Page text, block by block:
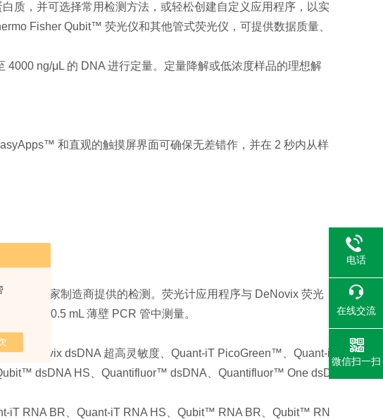
质，并可选择常用检测方法，或轻松创建自定义应用程序，以实
Fisher Qubit™ 荧光仪和其他管式荧光仪，可提供数据质量、
ng/μL 的 DNA 进行定量。定量降解或低浓度样品的理想解
和直观的触摸屏界面可确保无差错作，并在 2 秒内从样
仅是一家制造商提供的检测。荧光计应用程序与 DeNovix 荧光
在标准 0.5 mL 薄壁 PCR 管中测量。
DeNovix dsDNA 超高灵敏度、Quant-iT PicoGreen™、Quant-i
dsDNA HS、Quantifluor™ dsDNA、Quantifluor™ One dsD
iT RNA BR、Quant-iT RNA HS、Qubit™ RNA BR、Qubit™ RN
电话
在线交流
微信扫一扫